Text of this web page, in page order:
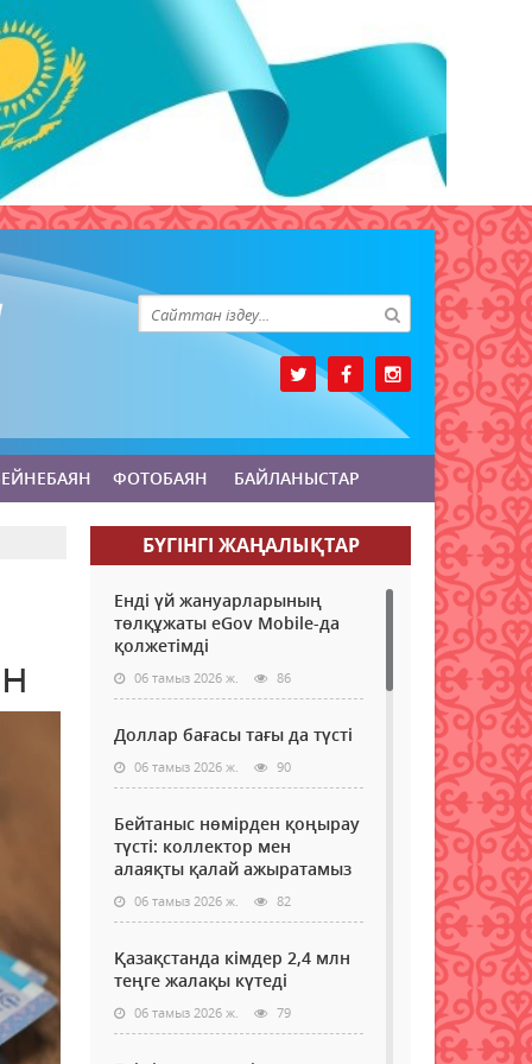
ФОТОБАЯН БАЙЛАНЫСТАР
БҮГІНГI ЖАҢАЛЫҚТАР
Енді үй жануарларының
төлқұжаты eGov Mobile-да
қолжетімді
06 тамыз 2026 ж. 86
Доллар бағасы тағы да түсті
06 тамыз 2026 ж. 90
Бейтаныс нөмірден қоңырау
түсті: коллектор мен
алаяқты қалай ажыратамыз
06 тамыз 2026 ж. 82
Қазақстанда кімдер 2,4 млн
теңге жалақы күтеді
06 тамыз 2026 ж. 79